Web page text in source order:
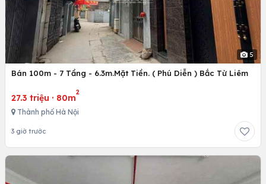
5
Bán 100m - 7 Tầng - 6.3m.Mặt Tiền. ( Phú Diễn ) Bắc Từ Liêm
27.3 triệu · 80m
2
Thành phố Hà Nội
3 giờ trước